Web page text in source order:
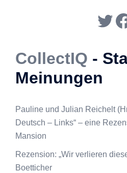
CollectIQ -
Meinungen
Pauline und Julian Reichelt
Deutsch – Links“ – eine
Mansion
Rezension: „Wir verlieren
Boetticher